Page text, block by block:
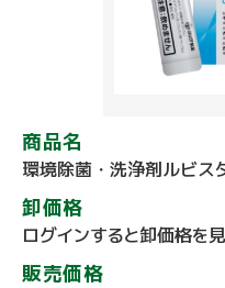
商品名
環境除菌・洗浄剤ルビス
卸価格
ログインすると卸価格を
販売価格